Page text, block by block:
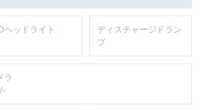
ヘッドライト
ディスチャージドラン
プ
ラ